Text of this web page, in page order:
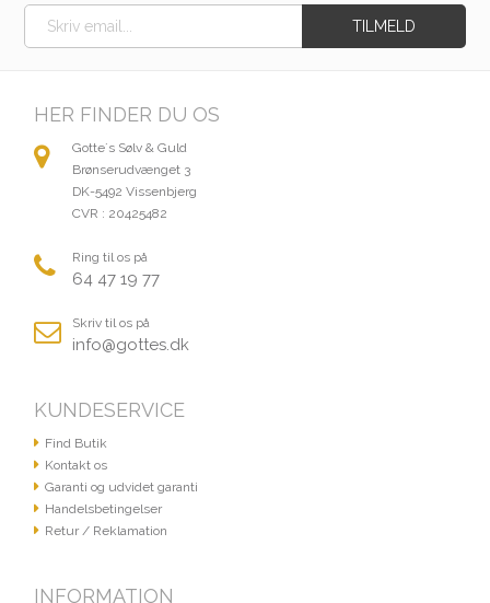
HER FINDER DU OS
Gotte´s Sølv & Guld
Brønserudvænget 3
DK-5492 Vissenbjerg
CVR : 20425482
Ring til os på
64 47 19 77
Skriv til os på
info@gottes.dk
KUNDESERVICE
Find Butik
Kontakt os
Garanti og udvidet garanti
Handelsbetingelser
Retur / Reklamation
INFORMATION